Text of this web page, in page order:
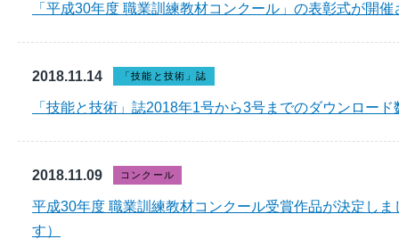
「平成30年度 職業訓練教材コンクール」の表彰式が開
2018.11.14 「技能と技術」誌
「技能と技術」誌2018年1号から3号までのダウンロー
2018.11.09 コンクール
平成30年度 職業訓練教材コンクール受賞作品が決定し
す）